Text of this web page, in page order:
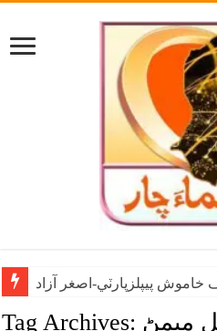
پيپلزپارٽي-اصغر آزاد
Tag Archives: ميمڻ